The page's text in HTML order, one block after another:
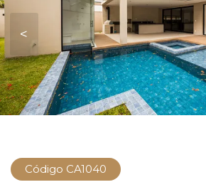
<
Código CA1040